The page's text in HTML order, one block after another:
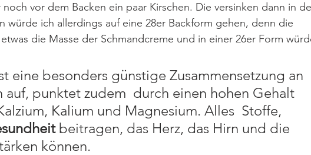
vor dem Backen ein paar Kirschen. Die versinken dann in
würde ich allerdings auf eine 28er Backform gehen, denn die
die Masse der Schmandcreme und in einer 26er Form
eine besonders günstige Zusammensetzung an
auf, punktet zudem  durch einen hohen Gehalt
Kalium und Magnesium. Alles  Stoffe,
beitragen, das Herz, das Hirn und die
können.